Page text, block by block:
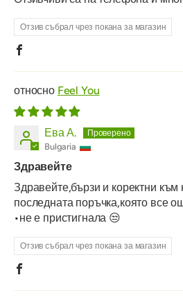
Отзив събрал чрез покана за магазин
Feel You
Ева А.
Bulgaria
Здравейте
Здравейте,бързи и коректни
последната поръчка,която все
•не е пристигнала 😒
Отзив събрал чрез покана за магазин